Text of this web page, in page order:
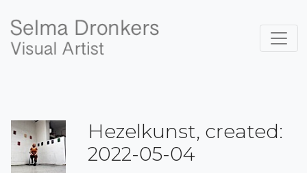
Hezelkunst, created:
2022-05-04